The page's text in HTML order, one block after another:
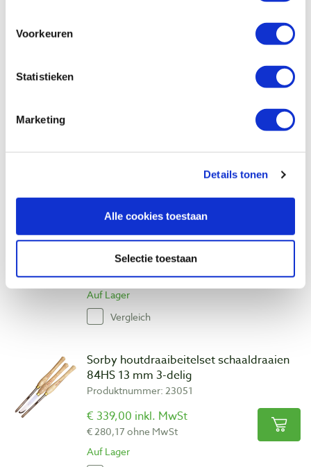
Voorkeuren
Statistieken
Marketing
Details tonen
Alle cookies toestaan
Selectie toestaan
Record Power ProComfort klein project
Sorby houtdraaibeitelset schaaldraaien
84HS 10 mm 3-delig
Produktnummer: 23050
€ 299,00 inkl. MwSt
€ 247,11 ohne MwSt
Auf Lager
Vergleich
Sorby houtdraaibeitelset schaaldraaien
84HS 13 mm 3-delig
Produktnummer: 23051
€ 339,00 inkl. MwSt
€ 280,17 ohne MwSt
Auf Lager